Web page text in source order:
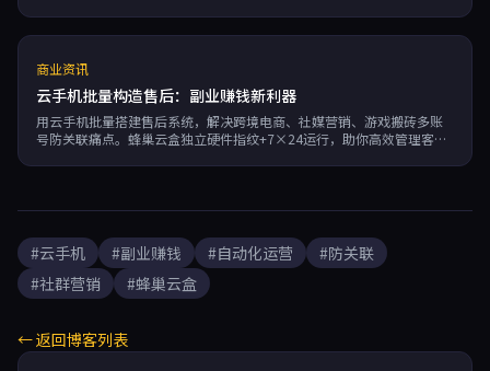
商业资讯
云手机批量构造售后：副业赚钱新利器
用云手机批量搭建售后系统，解决跨境电商、社媒营销、游戏搬砖多账
号防关联痛点。蜂巢云盒独立硬件指纹+7×24运行，助你高效管理客
#云手机 #副业赚钱 #自动化运营
#防关联
#社群营销
#蜂巢云盒
← 返回博客列表